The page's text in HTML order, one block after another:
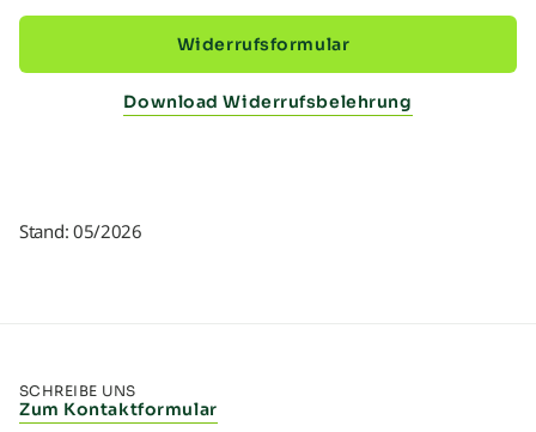
Widerrufsformular
Download Widerrufsbelehrung
Stand: 05/2026
SCHREIBE UNS
Zum Kontaktformular